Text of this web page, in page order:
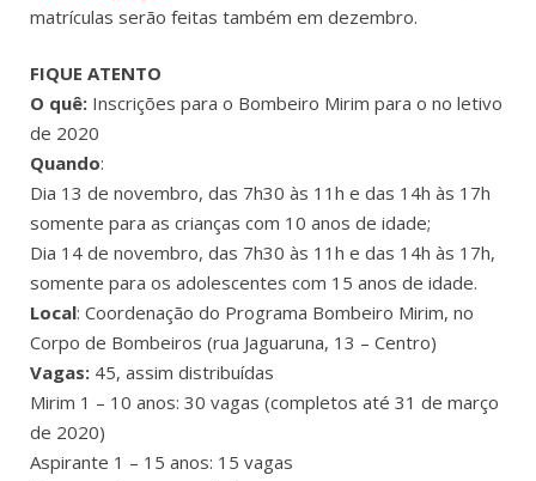
matrículas serão feitas também em dezembro.
FIQUE ATENTO
O quê: Inscrições para o Bombeiro Mirim para o no letivo
de 2020
Quando:
Dia 13 de novembro, das 7h30 às 11h e das 14h às 17h
somente para as crianças com 10 anos de idade;
Dia 14 de novembro, das 7h30 às 11h e das 14h às 17h,
somente para os adolescentes com 15 anos de idade.
Local: Coordenação do Programa Bombeiro Mirim, no
Corpo de Bombeiros (rua Jaguaruna, 13 – Centro)
Vagas: 45, assim distribuídas
Mirim 1 – 10 anos: 30 vagas (completos até 31 de março
de 2020)
Aspirante 1 – 15 anos: 15 vagas